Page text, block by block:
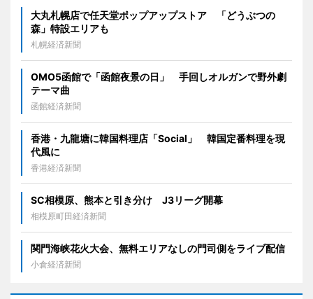
大丸札幌店で任天堂ポップアップストア 「どうぶつの
森」特設エリアも
札幌経済新聞
OMO5函館で「函館夜景の日」 手回しオルガンで野外劇
テーマ曲
函館経済新聞
香港・九龍塘に韓国料理店「Social」 韓国定番料理を現
代風に
香港経済新聞
SC相模原、熊本と引き分け J3リーグ開幕
相模原町田経済新聞
関門海峡花火大会、無料エリアなしの門司側をライブ配信
小倉経済新聞